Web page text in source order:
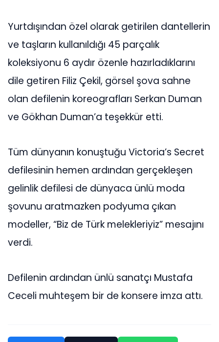
Yurtdışından özel olarak getirilen dantellerin
ve taşların kullanıldığı 45 parçalık
koleksiyonu 6 aydır özenle hazırladıklarını
dile getiren Filiz Çekil, görsel şova sahne
olan defilenin koreografları Serkan Duman
ve Gökhan Duman’a teşekkür etti.
Tüm dünyanın konuştuğu Victoria’s Secret
defilesinin hemen ardından gerçekleşen
gelinlik defilesi de dünyaca ünlü moda
şovunu aratmazken podyuma çıkan
modeller, “Biz de Türk melekleriyiz” mesajını
verdi.
Defilenin ardından ünlü sanatçı Mustafa
Ceceli muhteşem bir de konsere imza attı.